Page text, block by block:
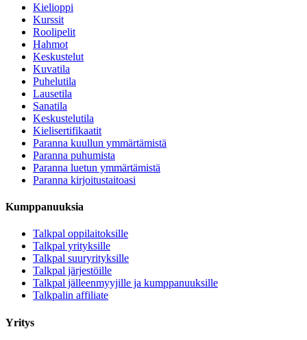
Kielioppi
Kurssit
Roolipelit
Hahmot
Keskustelut
Kuvatila
Puhelutila
Lausetila
Sanatila
Keskustelutila
Kielisertifikaatit
Paranna kuullun ymmärtämistä
Paranna puhumista
Paranna luetun ymmärtämistä
Paranna kirjoitustaitoasi
Kumppanuuksia
Talkpal oppilaitoksille
Talkpal yrityksille
Talkpal suuryrityksille
Talkpal järjestöille
Talkpal jälleenmyyjille ja kumppanuuksille
Talkpalin affiliate
Yritys